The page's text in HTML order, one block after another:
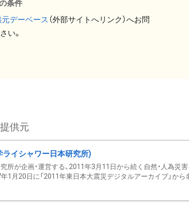
条件
デーベース （外部サイトへリンク）へお問
い。
供元
ライシャワー日本研究所)
所が企画・運営する、2011年3月11日から続く自然・人為災
1月20日に「2011年東日本大震災デジタルアーカイブ」から